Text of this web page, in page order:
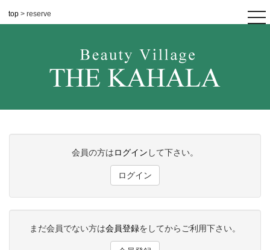
top > reserve
会員の方はログイン して下さい。
ログイン
まだ会員でない方は会員登録をしてからご利用下さい。